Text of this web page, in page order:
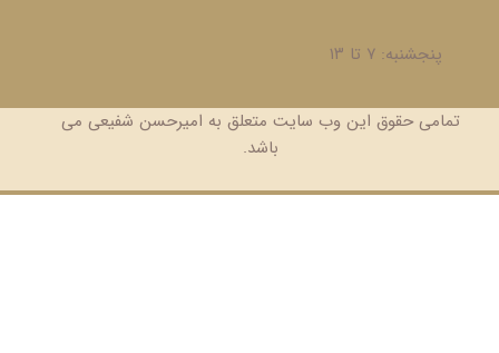
پنجشنبه: ۷ تا ۱۳
تمامی حقوق این وب سایت متعلق به امیرحسن شفیعی می
باشد.